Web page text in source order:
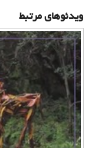
ویدئوهای مرتبط